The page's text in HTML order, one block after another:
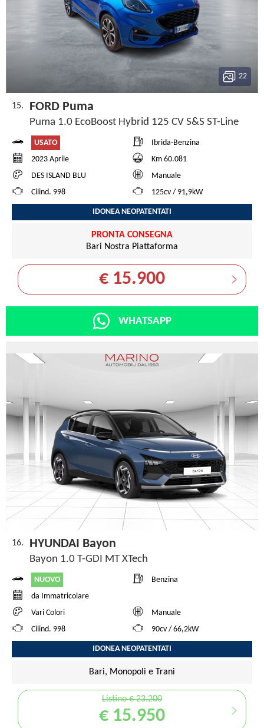
22
15. FORD Puma
Puma 1.0 EcoBoost Hybrid 125 CV S&S ST-Line
USATO
Ibrida-Benzina
2023 Aprile
Km 60.081
DES ISLAND BLU
Manuale
Cilind. 998
125cv / 91,9kW
IDONEA NEOPATENTATI
PRONTA CONSEGNA
Bari Nostra Piattaforma
€ 15.900
WHATSAPP
16. HYUNDAI Bayon
Bayon 1.0 T-GDI MT XTech
NUOVO
Benzina
da Immatricolare
Vari Colori
Manuale
Cilind. 998
90cv / 66,2kW
IDONEA NEOPATENTATI
Bari, Monopoli e Trani
Listino € 23.200
€ 15.950